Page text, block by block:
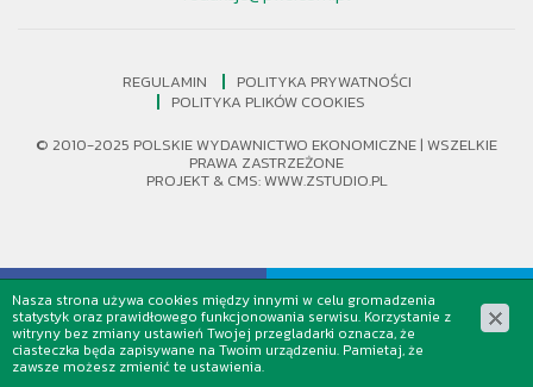
REGULAMIN
POLITYKA PRYWATNOŚCI
POLITYKA PLIKÓW COOKIES
© 2010-2025 POLSKIE WYDAWNICTWO EKONOMICZNE | WSZELKIE
PRAWA ZASTRZEŻONE
PROJEKT & CMS:WWW.ZSTUDIO.PL
Nasza strona używa cookies między innymi w celu gromadzenia
statystyk oraz prawidłowego funkcjonowania serwisu. Korzystanie z
witryny bez zmiany ustawień Twojej przegladarki oznacza, że
ciasteczka będa zapisywane na Twoim urządzeniu. Pamietaj, że
zawsze możesz zmienić te ustawienia.